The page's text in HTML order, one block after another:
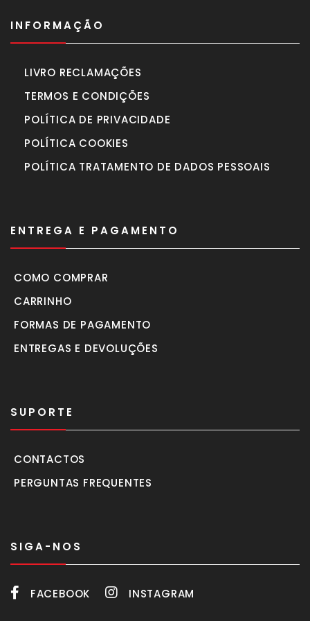
INFORMAÇÃO
LIVRO RECLAMAÇÕES
TERMOS E CONDIÇÕES
POLÍTICA DE PRIVACIDADE
POLÍTICA COOKIES
POLÍTICA TRATAMENTO DE DADOS PESSOAIS
ENTREGA E PAGAMENTO
COMO COMPRAR
CARRINHO
FORMAS DE PAGAMENTO
ENTREGAS E DEVOLUÇÕES
SUPORTE
CONTACTOS
PERGUNTAS FREQUENTES
SIGA-NOS
FACEBOOK INSTAGRAM